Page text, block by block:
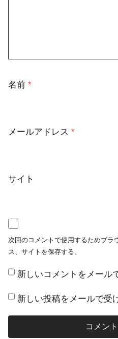
名前 *
メールアドレス *
サイト
次回のコメントで使用するためブラ
ス、サイトを保存する。
新しいコメントをメール
新しい投稿をメールで受